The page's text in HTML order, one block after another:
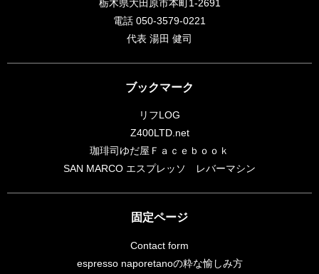
栃木県大田原市本町1-2691
電話 050-3579-0221
代表 湯田 健司
ブックマーク
リフLOG
Z400LTD.net
珈琲司ゆだ屋Ｆａｃｅｂｏｏｋ
SAN MARCO エスプレッソ レバーマシン
固定ページ
Contact form
espresso naporetanoの粋な愉しみ方